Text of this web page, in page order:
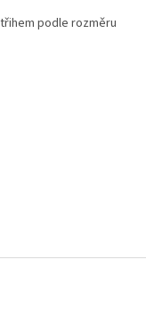
podle rozměru